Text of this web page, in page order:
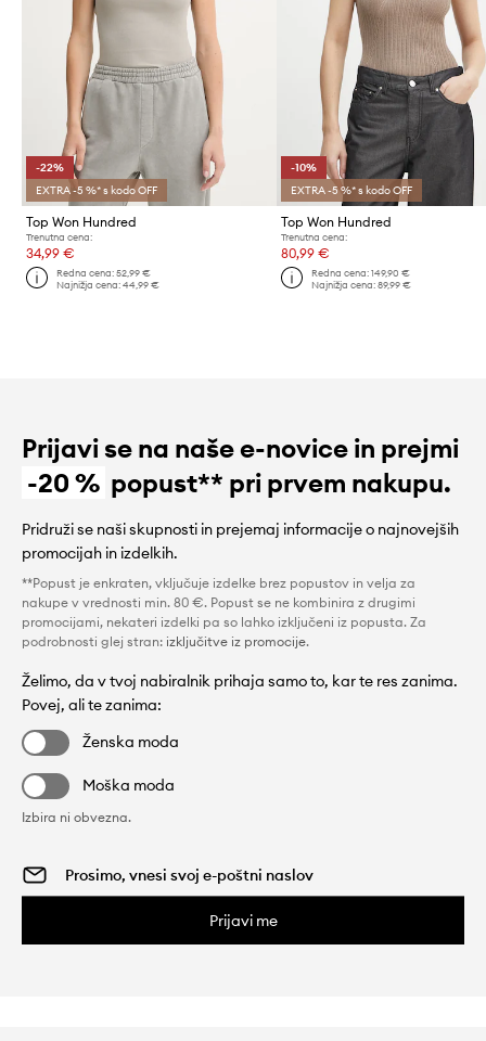
-22%
EXTRA -5 %* s kodo OFF
Top Won Hundred
Trenutna cena:
34,99 €
Redna cena:52,99 €
Najnižja cena:44,99 €
-10%
EXTRA -5 %* s kodo OFF
Top Won Hundred
Trenutna cena:
80,99 €
Redna cena: 149,90 €
Najnižja cena: 89,99 €
Prijavi se na naše e-novice in prejmi
-20 % popust** pri prvem nakupu.
Pridruži se naši skupnosti in prejemaj informacije o najnovejših
promocijah in izdelkih.
**Popust je enkraten, vključuje izdelke brez popustov in velja za
nakupe v vrednosti min. 80 €. Popust se ne kombinira z drugimi
promocijami, nekateri izdelki pa so lahko izključeni iz popusta. Za
podrobnosti glej stran: izključitve iz promocije.
Želimo, da v tvoj nabiralnik prihaja samo to, kar te res zanima.
Povej, ali te zanima:
Ženska moda
Moška moda
Izbira ni obvezna.
Prijavi me